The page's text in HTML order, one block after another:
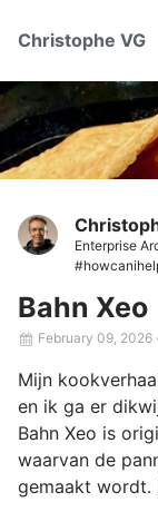
Christophe VG
Enterprise
Bahn Xeo
February 09, 2026
Mijn
en ik ga er
Bahn Xeo is
waarvan de
gemaakt wordt.